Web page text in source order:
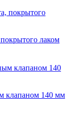
лаком
клапаном 140 мм